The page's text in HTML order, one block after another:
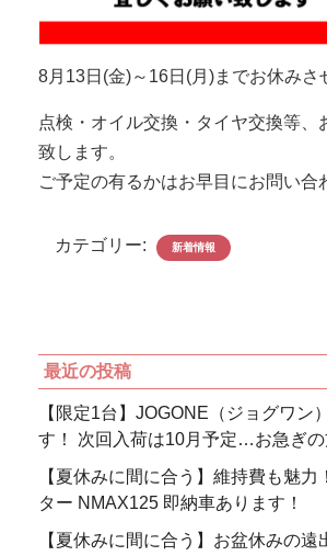
8月13日(金)～16日(月)までお休みさ
点検・オイル交換・タイヤ交換等、
致します。
ご予定の有るかはお早目にお問い合
カテゴリー: 新着情報
最近の投稿
【限定1台】JOGONE（ジョグワン
す！ 次回入荷は10月予定…お急ぎの
【夏休みに間に合う】維持費も魅力
ター NMAX125 即納車あります！
【夏休みに間に合う】お盆休みの遠